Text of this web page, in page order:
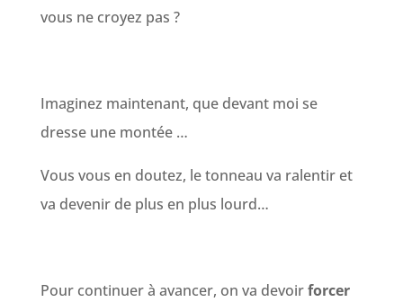
vous ne croyez pas ?
Imaginez maintenant, que devant moi se
dresse une montée …
Vous vous en doutez, le tonneau va ralentir et
va devenir de plus en plus lourd…
Pour continuer à avancer, on va devoirforcer